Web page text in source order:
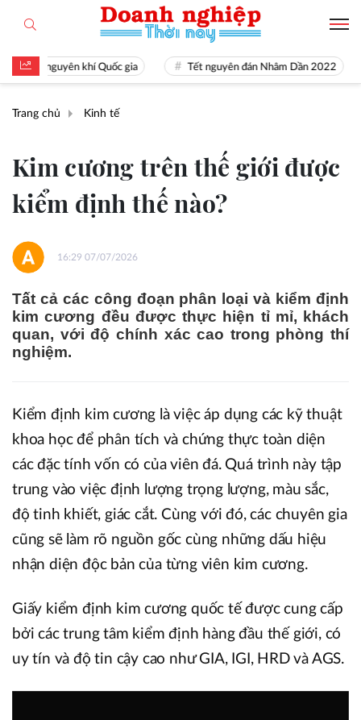
khí Quốc gia Tết nguyên đán Nhâm Dần 2022
Trang chủ Kinh tế
Kim cương trên thế giới được
kiểm định thế nào?
16:29 07/07/2026
Tất cả các công đoạn phân loại và kiểm định
kim cương đều được thực hiện tỉ mỉ, khách
quan, với độ chính xác cao trong phòng thí
nghiệm.
Kiểm định kim cương là việc áp dụng các kỹ thuật
khoa học để phân tích và chứng thực toàn diện
các đặc tính vốn có của viên đá. Quá trình này tập
trung vào việc định lượng trọng lượng, màu sắc,
độ tinh khiết, giác cắt. Cùng với đó, các chuyên gia
cũng sẽ làm rõ nguồn gốc cùng những dấu hiệu
nhận diện độc bản của từng viên kim cương.
Giấy kiểm định kim cương quốc tế được cung cấp
bởi các trung tâm kiểm định hàng đầu thế giới, có
uy tín và độ tin cậy cao như GIA, IGI, HRD và AGS.